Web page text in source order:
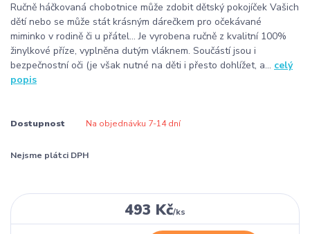
Ručně háčkovaná chobotnice může zdobit dětský pokojíček Vašich
dětí nebo se může stát krásným dárečkem pro očekávané
miminko v rodině či u přátel... Je vyrobena ručně z kvalitní 100%
žinylkové příze, vyplněna dutým vláknem. Součástí jsou i
bezpečnostní oči (je však nutné na děti i přesto dohlížet, a... celý
popis
Dostupnost Na objednávku 7-14 dní
Nejsme plátci DPH
493 Kč/ks